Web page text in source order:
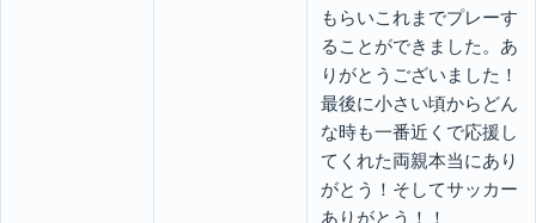
もらいこれまでプレーす
ることができました。あ
りがとうございました！
最後に小さい頃からどん
な時も一番近くで応援し
てくれた両親本当にあり
がとう！そしてサッカー
ありがとう！！